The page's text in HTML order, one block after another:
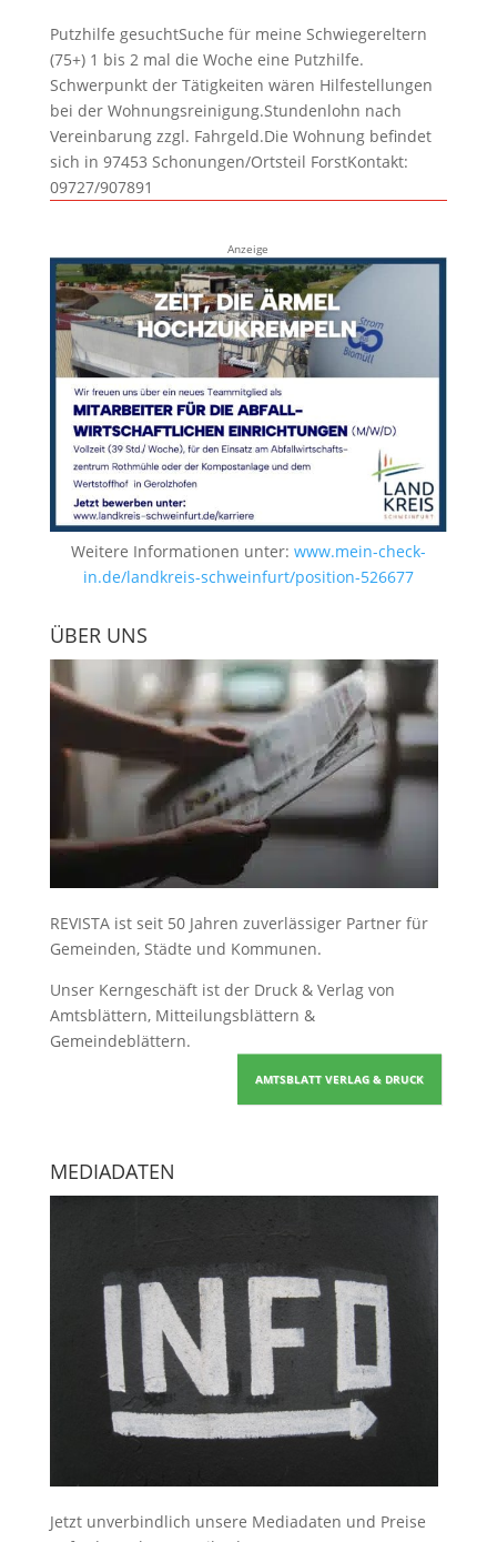
Putzhilfe gesuchtSuche für meine Schwiegereltern
(75+) 1 bis 2 mal die Woche eine Putzhilfe.
Schwerpunkt der Tätigkeiten wären Hilfestellungen
bei der Wohnungsreinigung.Stundenlohn nach
Vereinbarung zzgl. Fahrgeld.Die Wohnung befindet
sich in 97453 Schonungen/Ortsteil ForstKontakt:
09727/907891
Anzeige
Weitere Informationen unter: www.mein-check-
in.de/landkreis-schweinfurt/position-526677
ÜBER UNS
REVISTA ist seit 50 Jahren zuverlässiger Partner für
Gemeinden, Städte und Kommunen.
Unser Kerngeschäft ist der Druck & Verlag von
Amtsblättern, Mitteilungsblättern &
Gemeindeblättern.
AMTSBLATT VERLAG & DRUCK
MEDIADATEN
Jetzt unverbindlich unsere Mediadaten und Preise